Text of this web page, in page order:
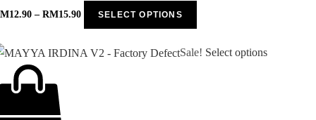
12.90 – RM15.90 SELECT OPTIONS
Sale! Select options